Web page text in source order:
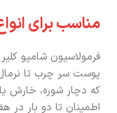
مناسب برای
فرمولاسیون شامپو
پوست سر چرب تا
که دچار شوره، خارش
اطمینان تا دو بار در